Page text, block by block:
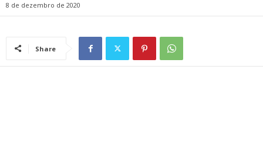
8 de dezembro de 2020
Share